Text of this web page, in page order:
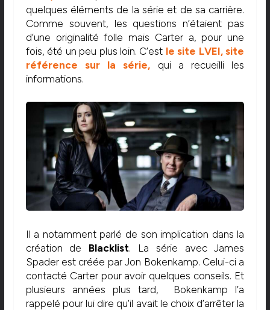
quelques éléments de la série et de sa carrière.
Comme souvent, les questions n’étaient pas
d’une originalité folle mais Carter a, pour une
fois, été un peu plus loin. C’est le site LVEI, site
référence sur la série, qui a recueilli les
informations.
Il a notamment parlé de son implication dans la
création de Blacklist. La série avec James
Spader est créée par Jon Bokenkamp. Celui-ci a
contacté Carter pour avoir quelques conseils. Et
plusieurs années plus tard, Bokenkamp l’a
rappelé pour lui dire qu’il avait le choix d’arrêter la